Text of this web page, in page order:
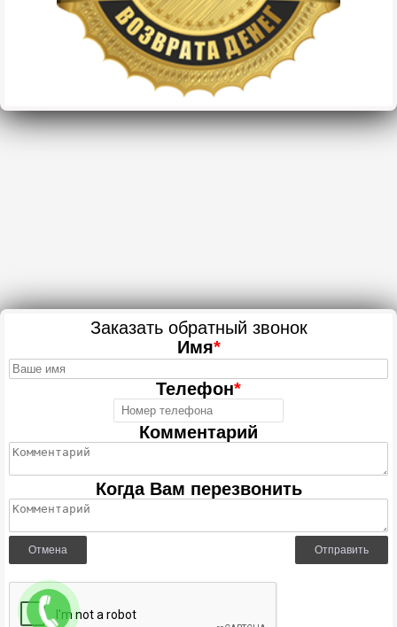
Заказать обратный звонок
Имя*
Телефон*
Комментарий
Когда Вам перезвонить
Отмена Отправить